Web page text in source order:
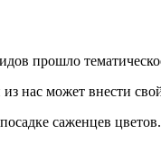
прошло
может внести
саженцев